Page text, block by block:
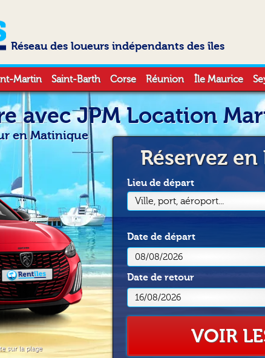
Réseau des loueurs indépendants des îles
Martin Saint-Barth Corse Réunion Île Maurice
avec JPM Location
en Matinique
sur la plage
Réservez
Lieu de départ
Ville, port, aéroport...
Datede départ
Datede retour
VOIR